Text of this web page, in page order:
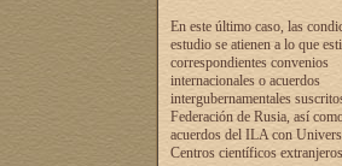
En este último caso, las
estudio se atienen a lo que
correspondientes convenios
internacionales o acuerdos
intergubernamentales
Federación de Rusia, así
acuerdos del ILA con
Centros científicos